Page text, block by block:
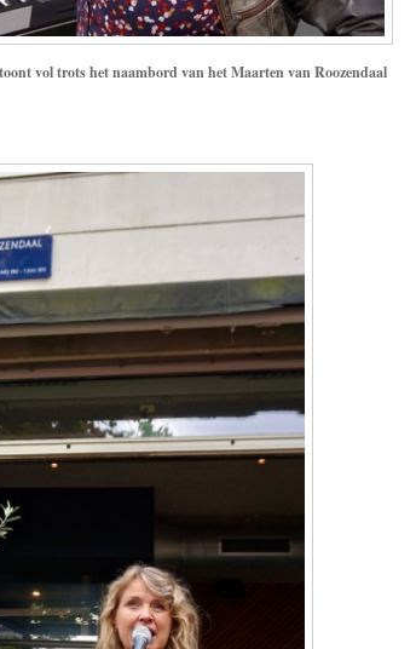
vol trots het naambord van het Maarten van Roozendaal